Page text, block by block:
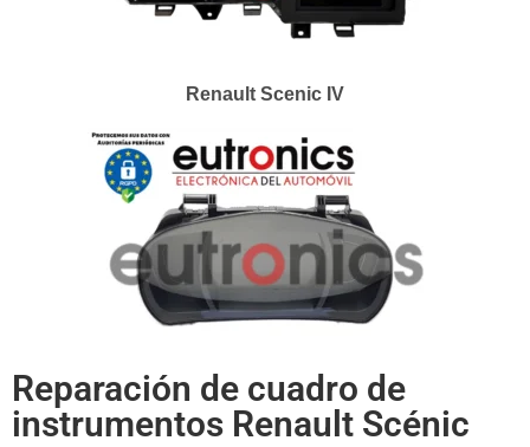
Renault Scenic IV
Reparación de cuadro de
instrumentos Renault Scénic